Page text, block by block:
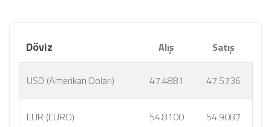
Döviz Alış Satış
USD (Amerikan Doları) 47.4881 47.5736
EUR (EURO) 54.8100 54.9087